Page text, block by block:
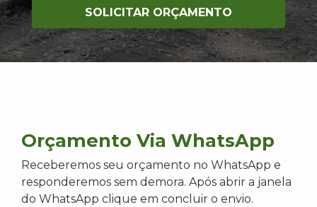
SOLICITAR ORÇAMENTO
Orçamento Via WhatsApp
Receberemos seu orçamento no WhatsApp e
responderemos sem demora. Após abrir a janela
do WhatsApp clique em concluir o envio.